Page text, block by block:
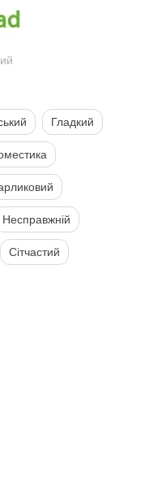
Гладкий
Несправжній
Сітчастий